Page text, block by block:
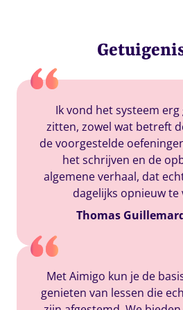
Ik vond het systeem
zitten, zowel wat betreft
de voorgestelde
het schrijven en de
algemene verhaal, dat
dagelijks opnieuw te
Thomas
Met Aimigo kun je de
genieten van lessen die